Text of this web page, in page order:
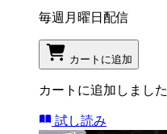
毎週月曜日配信
カートに追加
カートに追加しました
試し読み